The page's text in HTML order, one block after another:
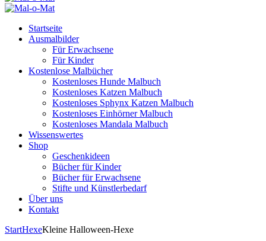
Startseite
Ausmalbilder
Für Erwachsene
Für Kinder
Kostenlose Malbücher
Kostenloses Hunde Malbuch
Kostenloses Katzen Malbuch
Kostenloses Sphynx Katzen Malbuch
Kostenloses Einhörner Malbuch
Kostenloses Mandala Malbuch
Wissenswertes
Shop
Geschenkideen
Bücher für Kinder
Bücher für Erwachsene
Stifte und Künstlerbedarf
Über uns
Kontakt
StartHexeKleine Halloween-Hexe